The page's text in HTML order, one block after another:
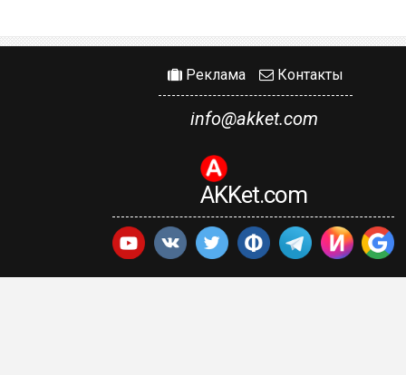
Реклама Контакты
info@akket.com
AKKet.com